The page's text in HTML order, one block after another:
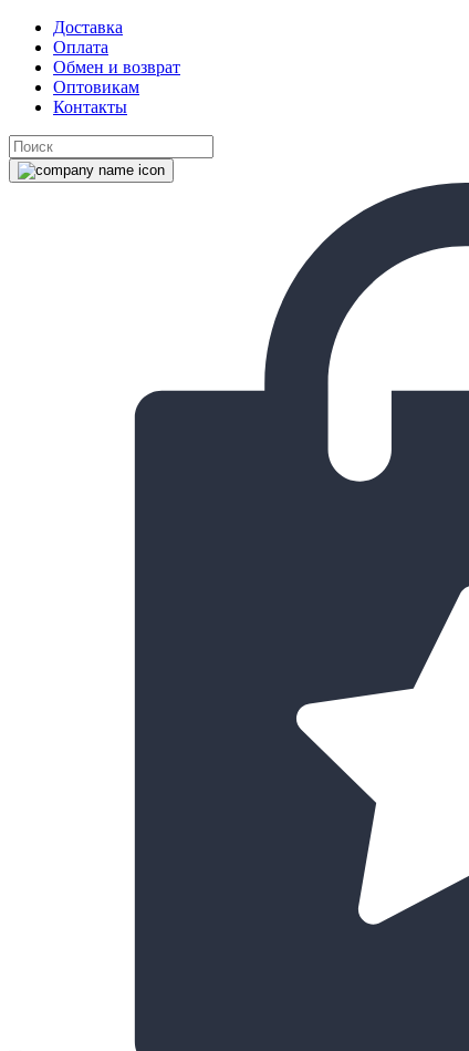
Доставка
Оплата
Обмен и возврат
Оптовикам
Контакты